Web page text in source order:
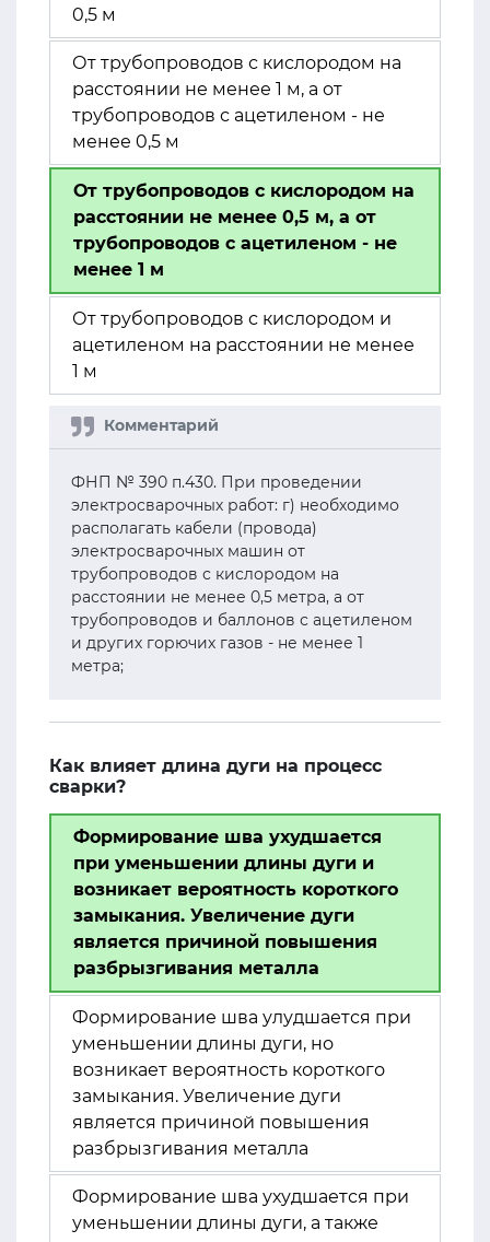
0,5 м
От трубопроводов с кислородом на
расстоянии не менее 1 м, а от
трубопроводов с ацетиленом - не
менее 0,5 м
От трубопроводов с кислородом на
расстоянии не менее 0,5 м, а от
трубопроводов с ацетиленом - не
менее 1 м
От трубопроводов с кислородом и
ацетиленом на расстоянии не менее
1 м
ФНП № 390 п.430. При проведении
электросварочных работ: г) необходимо
располагать кабели (провода)
электросварочных машин от
трубопроводов с кислородом на
расстоянии не менее 0,5 метра, а от
трубопроводов и баллонов с ацетиленом
и других горючих газов - не менее 1
метра;
Как влияет длина дуги на процесс
сварки?
Формирование шва ухудшается
при уменьшении длины дуги и
возникает вероятность короткого
замыкания. Увеличение дуги
является причиной повышения
разбрызгивания металла
Формирование шва улудшается при
уменьшении длины дуги, но
возникает вероятность короткого
замыкания. Увеличение дуги
является причиной повышения
разбрызгивания металла
Формирование шва ухудшается при
уменьшении длины дуги, а также